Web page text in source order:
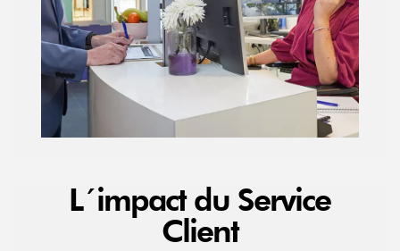
L´impact du Service
Client